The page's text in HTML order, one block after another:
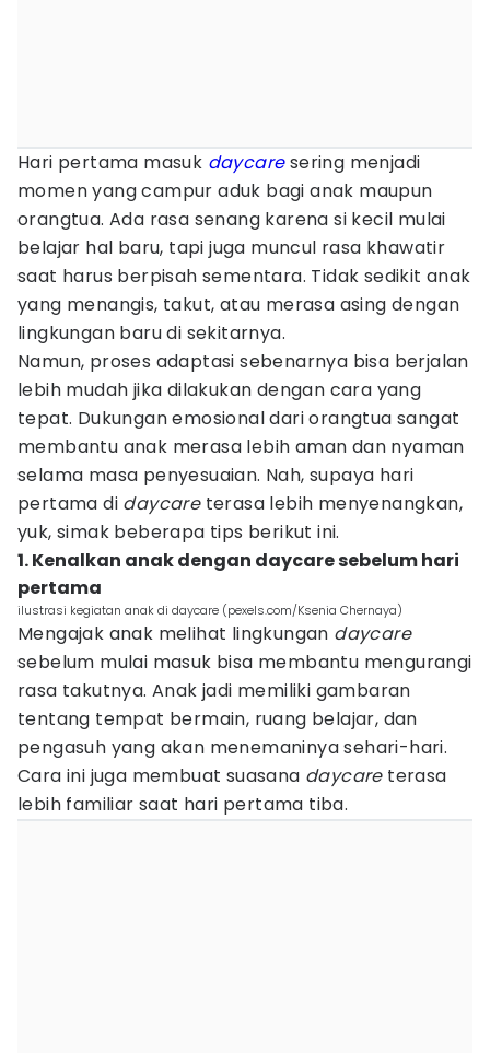
Hari pertama masuk daycaresering menjadi
momen yang campur aduk bagi anak maupun
orangtua. Ada rasa senang karena si kecil mulai
belajar hal baru, tapi juga muncul rasa khawatir
saat harus berpisah sementara. Tidak sedikit anak
yang menangis, takut, atau merasa asing dengan
lingkungan baru di sekitarnya.
Namun, proses adaptasi sebenarnya bisa berjalan
lebih mudah jika dilakukan dengan cara yang
tepat. Dukungan emosional dari orangtua sangat
membantu anak merasa lebih aman dan nyaman
selama masa penyesuaian. Nah, supaya hari
pertama di daycareterasa lebih menyenangkan,
yuk, simak beberapa tips berikut ini.
1. Kenalkan anak dengan daycare sebelum hari
pertama
ilustrasi kegiatan anak di daycare (pexels.com/Ksenia Chernaya)
Mengajak anak melihat lingkungan daycare
sebelum mulai masuk bisa membantu mengurangi
rasa takutnya. Anak jadi memiliki gambaran
tentang tempat bermain, ruang belajar, dan
pengasuh yang akan menemaninya sehari-hari.
Cara ini juga membuat suasana daycareterasa
lebih familiar saat hari pertama tiba.